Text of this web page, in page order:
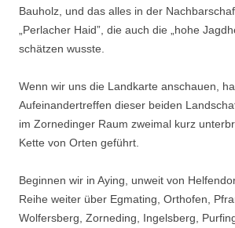
Bauholz, und das alles in der
„Perlacher Haid”, die auch die „hohe
schätzen wusste.
Wenn wir uns die Landkarte anschauen,
Aufeinandertreffen dieser beiden
im Zornedinger Raum zweimal kurz
Kette von Orten geführt.
Beginnen wir in Aying, unweit von
Reihe weiter über Egmating, Orthofen,
Wolfersberg, Zorneding, Ingelsberg,